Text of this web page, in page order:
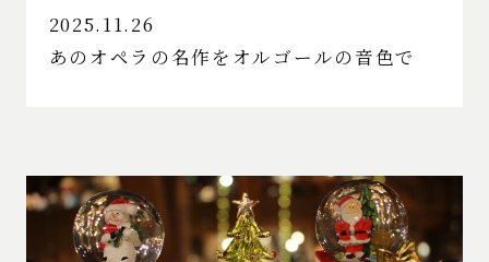
2025.11.26
あのオペラの名作をオルゴールの音色で